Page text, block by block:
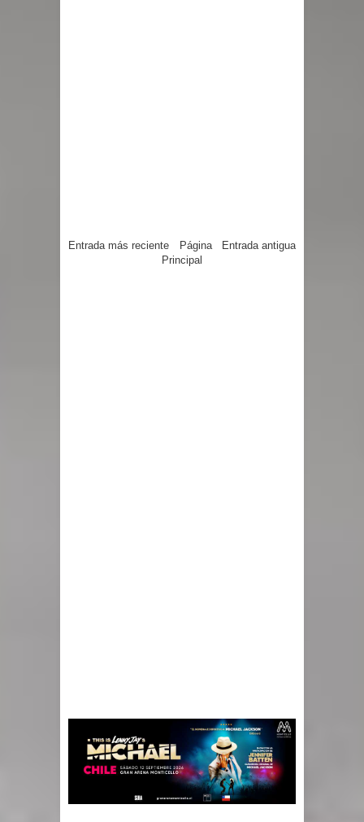
Entrada más reciente Entrada antigua
Página
Principal